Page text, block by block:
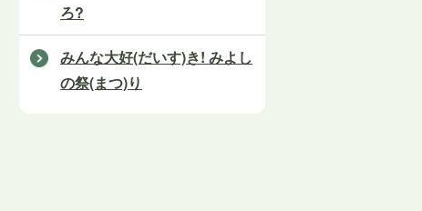
ろ?
みんな大好(だいす)き! みよし
の祭(まつ)り